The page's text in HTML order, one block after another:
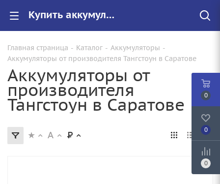
Купить аккумуляторы Тангстоун в Саратове от 1 960 руб.
Главная страница - Каталог - Аккумуляторы -
Аккумуляторы от производителя Тангстоун в Саратове
Аккумуляторы от
производителя
Тангстоун в Саратове 0
0
0